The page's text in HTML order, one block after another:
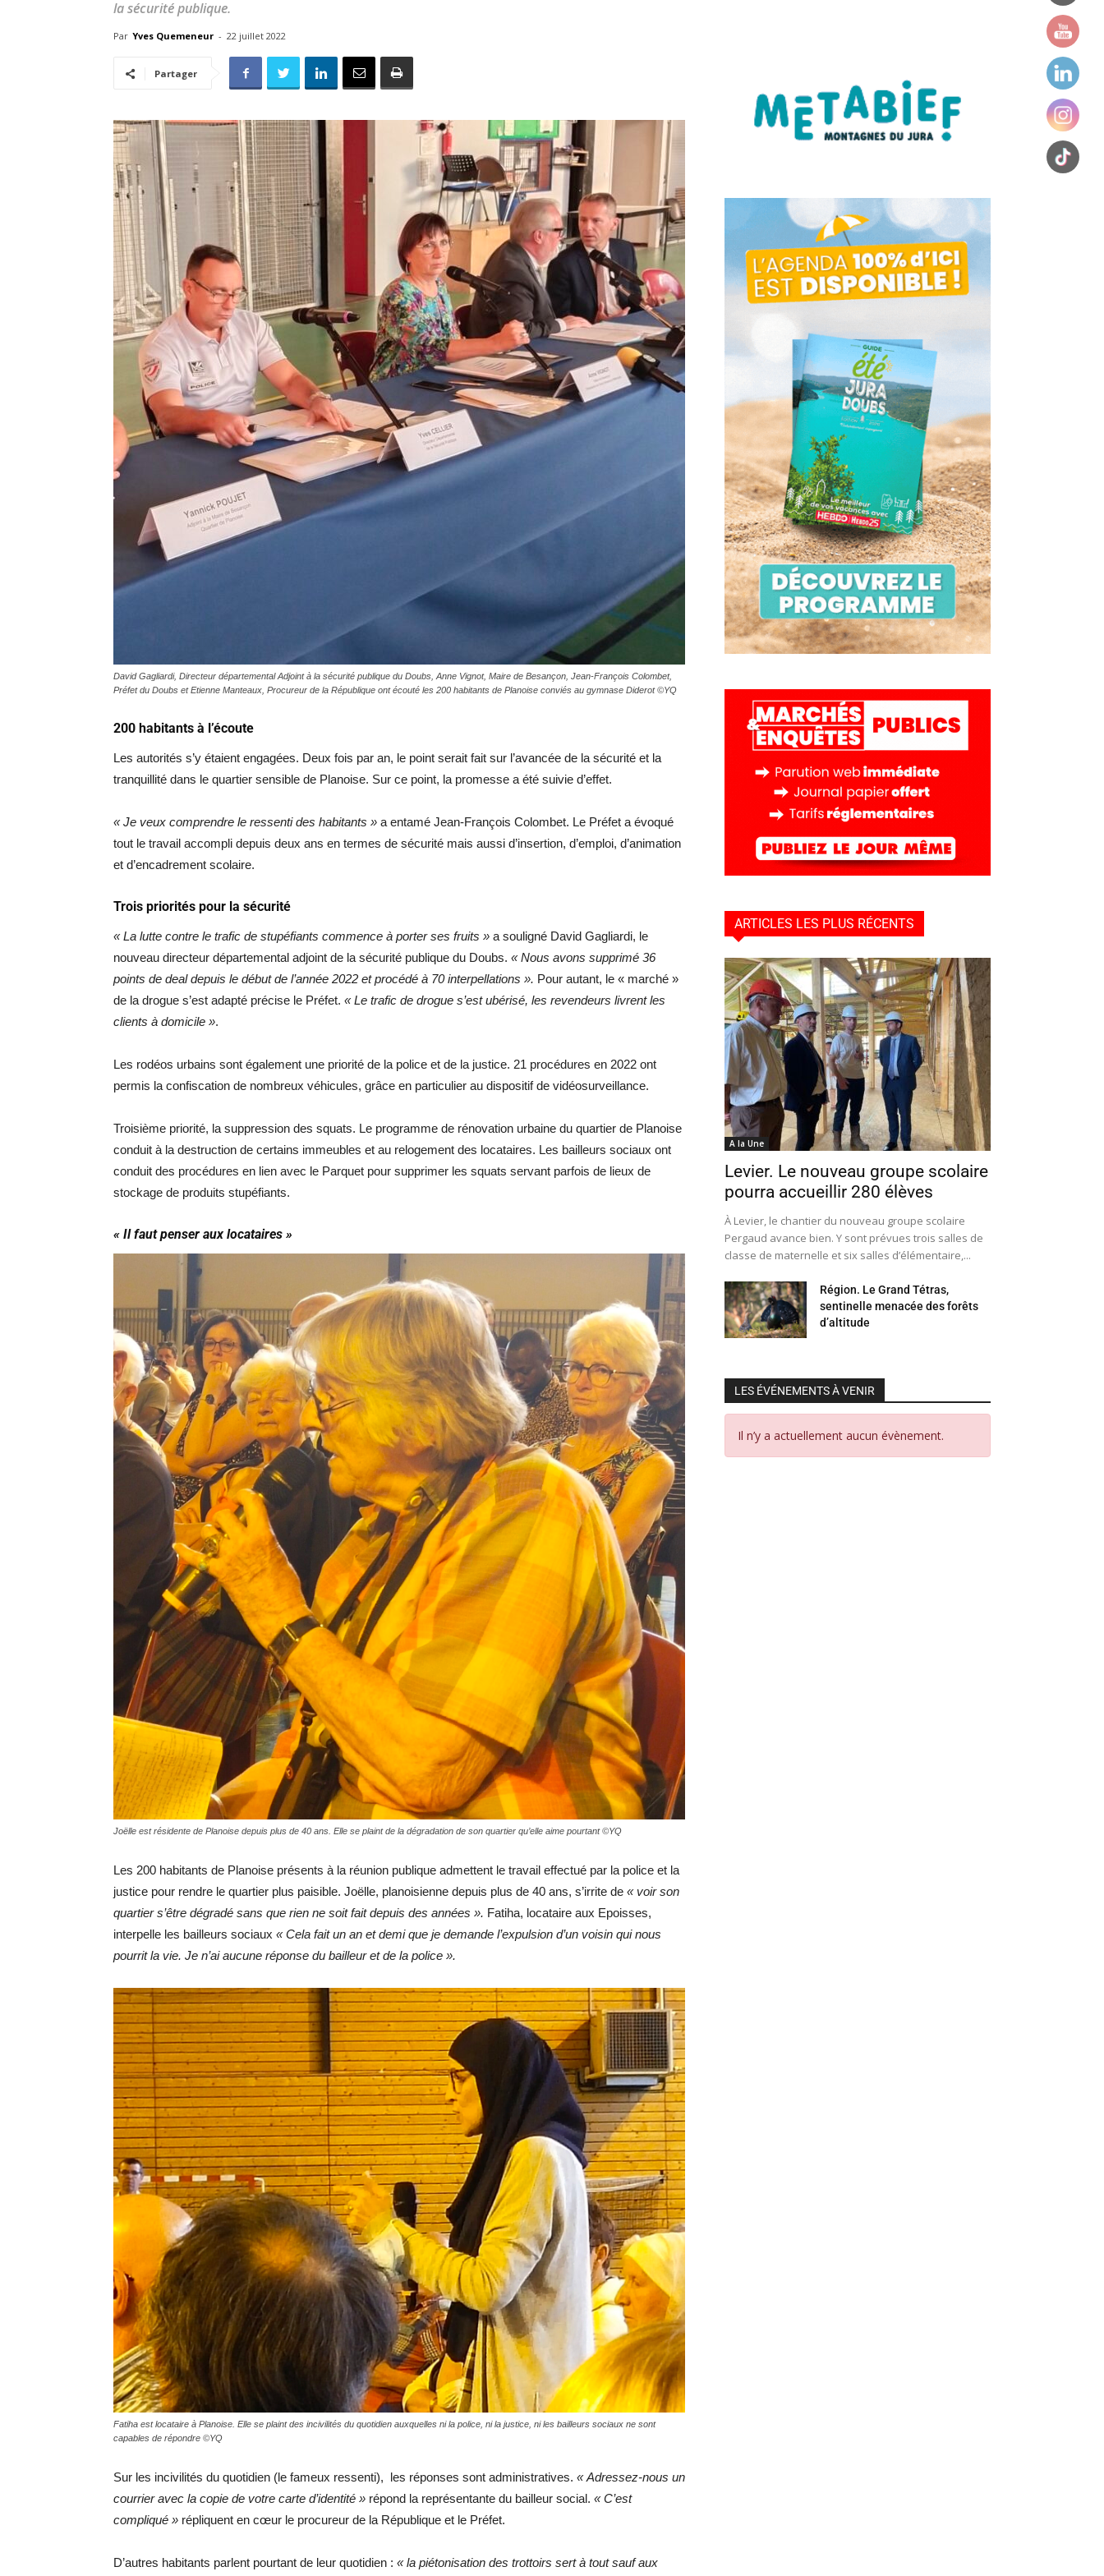
locale
–
la sécurité publique.
Par Yves Quemeneur - 22 juillet 2022
Partager
David Gagliardi, Directeur départemental Adjoint à la sécurité publique du Doubs, Anne Vignot, Maire de Besançon, Jean-François Colombet,
Préfet du Doubs et Etienne Manteaux, Procureur de la République ont écouté les 200 habitants de Planoise conviés au gymnase Diderot ©YQ
200 habitants à l’écoute
Les autorités s’y étaient engagées. Deux fois par an, le point serait fait sur l’avancée de la sécurité et la
tranquillité dans le quartier sensible de Planoise. Sur ce point, la promesse a été suivie d’effet.
« Je veux comprendre le ressenti des habitants » a entamé Jean-François Colombet. Le Préfet a évoqué
tout le travail accompli depuis deux ans en termes de sécurité mais aussi d’insertion, d’emploi, d’animation
et d’encadrement scolaire.
Trois priorités pour la sécurité
« La lutte contre le trafic de stupéfiants commence à porter ses fruits » a souligné David Gagliardi, le
nouveau directeur départemental adjoint de la sécurité publique du Doubs. « Nous avons supprimé 36
points de deal depuis le début de l’année 2022 et procédé à 70 interpellations ». Pour autant, le « marché »
de la drogue s’est adapté précise le Préfet. « Le trafic de drogue s’est ubérisé, les revendeurs livrent les
clients à domicile ».
Les rodéos urbains sont également une priorité de la police et de la justice. 21 procédures en 2022 ont
permis la confiscation de nombreux véhicules, grâce en particulier au dispositif de vidéosurveillance.
Troisième priorité, la suppression des squats. Le programme de rénovation urbaine du quartier de Planoise
conduit à la destruction de certains immeubles et au relogement des locataires. Les bailleurs sociaux ont
conduit des procédures en lien avec le Parquet pour supprimer les squats servant parfois de lieux de
stockage de produits stupéfiants.
« Il faut penser aux locataires »
Joëlle est résidente de Planoise depuis plus de 40 ans. Elle se plaint de la dégradation de son quartier qu’elle aime pourtant ©YQ
Les 200 habitants de Planoise présents à la réunion publique admettent le travail effectué par la police et la
justice pour rendre le quartier plus paisible. Joëlle, planoisienne depuis plus de 40 ans, s’irrite de « voir son
quartier s’être dégradé sans que rien ne soit fait depuis des années ». Fatiha, locataire aux Epoisses,
interpelle les bailleurs sociaux « Cela fait un an et demi que je demande l’expulsion d’un voisin qui nous
pourrit la vie. Je n’ai aucune réponse du bailleur et de la police ».
Fatiha est locataire à Planoise. Elle se plaint des incivilités du quotidien auxquelles ni la police, ni la justice, ni les bailleurs sociaux ne sont
capables de répondre ©YQ
Sur les incivilités du quotidien (le fameux ressenti), les réponses sont administratives. « Adressez-nous un
courrier avec la copie de votre carte d’identité » répond la représentante du bailleur social. « C’est
compliqué » répliquent en cœur le procureur de la République et le Préfet.
D’autres habitants parlent pourtant de leur quotidien : « la piétonisation des trottoirs sert à tout sauf aux
ARTICLES LES PLUS RÉCENTS
A la Une
Levier. Le nouveau groupe scolaire
pourra accueillir 280 élèves
À Levier, le chantier du nouveau groupe scolaire
Pergaud avance bien. Y sont prévues trois salles de
classe de maternelle et six salles d’élémentaire,...
Région. Le Grand Tétras,
sentinelle menacée des forêts
d’altitude
LES ÉVÉNEMENTS À VENIR
Il n’y a actuellement aucun évènement.